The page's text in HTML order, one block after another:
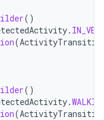
()
.
(
()
.
(